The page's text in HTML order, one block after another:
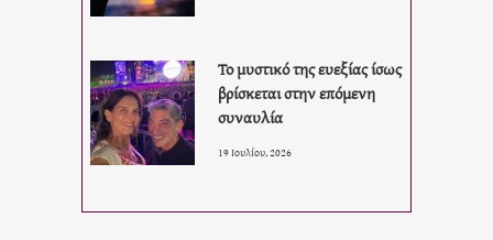
Το μυστικό της ευεξίας ίσως
βρίσκεται στην επόμενη
συναυλία
19 Ιουλίου, 2026